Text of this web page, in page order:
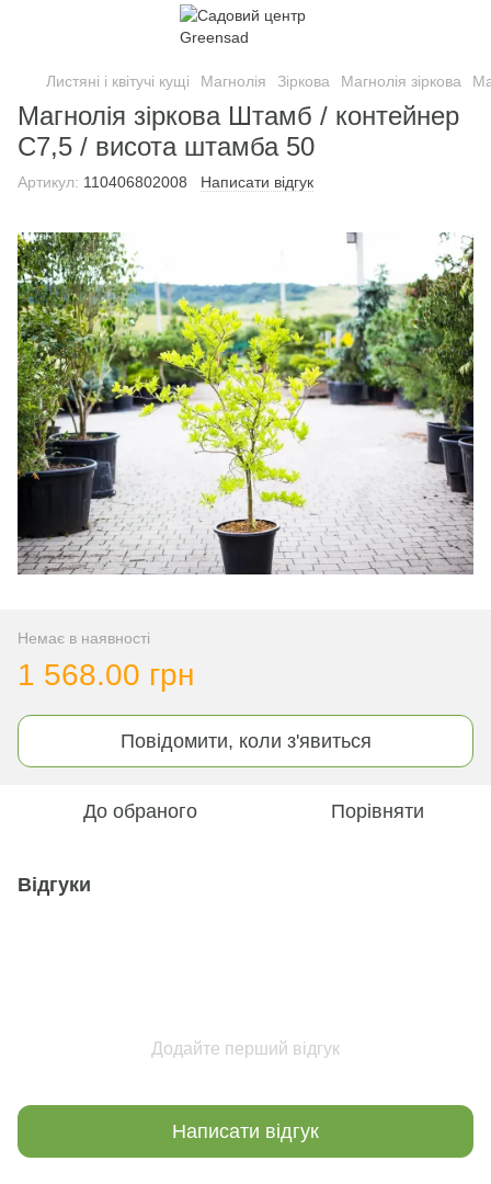
Листяні і квітучі кущі Магнолія Зіркова Магнолія зіркова
Магнолія зіркова Штамб / контейнер
C7,5 / висота штамба 50
Артикул: 110406802008 Написати відгук
Немає в наявності
1 568.00 грн
Повідомити, коли з'явиться
До обраного Порівняти
Відгуки
Додайте перший відгук
Написати відгук